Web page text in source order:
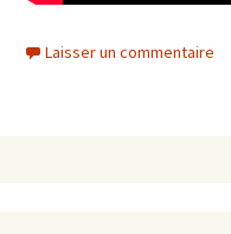
Laisser un commentaire